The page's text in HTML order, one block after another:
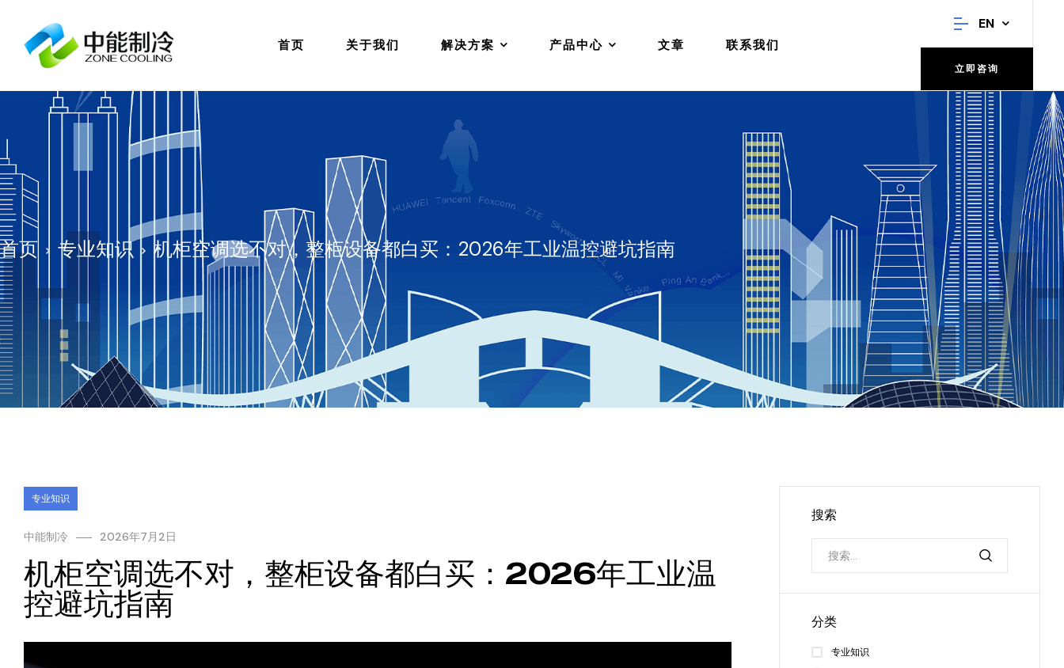
首页 关于我们 解决方案 产品中心 文章 联系我们
EN
立即咨询
首页 专业知识 机柜空调选不对，整柜设备都白买：2026年工业温控避坑指南
专业知识
中能制冷 2026年7月2日
机柜空调选不对，整柜设备都白买：2026年工业温
控避坑指南
搜索
分类
专业知识